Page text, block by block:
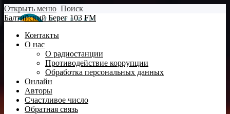
Открыть меню Поиск
Балтийский Берег 103 FM
Контакты
О нас
О радиостанции
Противодействие коррупции
Обработка персональных данных
Онлайн
Авторы
Счастливое число
Обратная связь